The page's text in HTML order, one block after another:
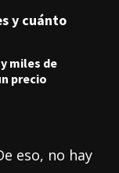
y cuánto
miles de
precio
eso, no hay